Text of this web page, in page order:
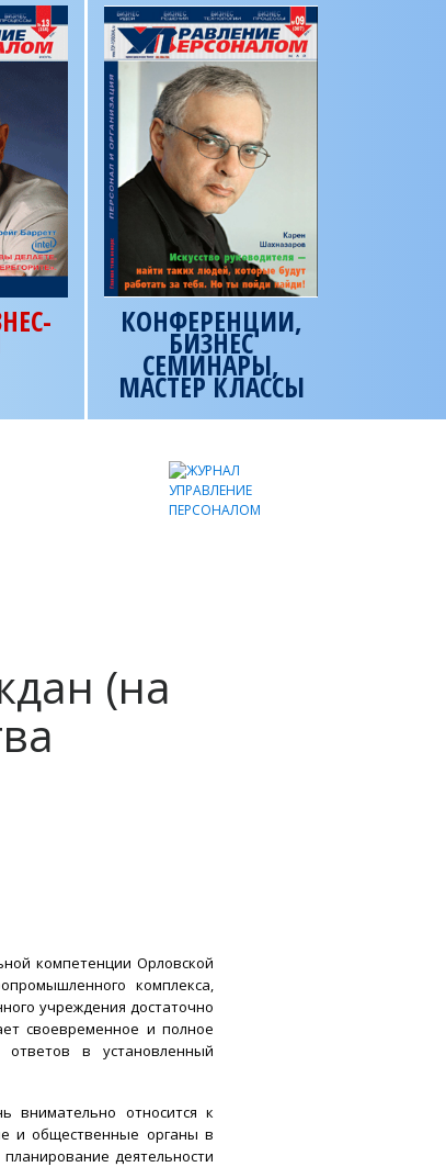
КОНФЕРЕНЦИИ,
БИЗНЕС
СЕМИНАРЫ,
МАСТЕР КЛАССЫ
(на
компетенции Орловской
комплекса,
учреждения достаточно
своевременное и полное
в установленный
внимательно относится к
и общественные органы в
деятельности